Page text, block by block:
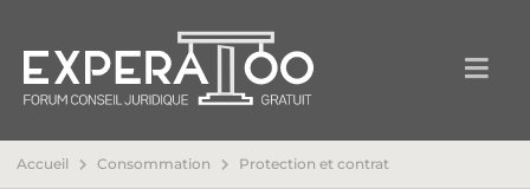
Accueil Consommation Protection et contrat